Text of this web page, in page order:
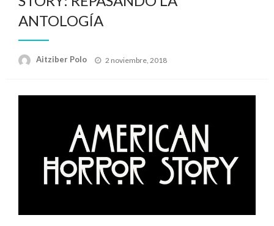
ANTOLOGÍA
Aitziber Polo
Publicado
2 noviembre, 2018